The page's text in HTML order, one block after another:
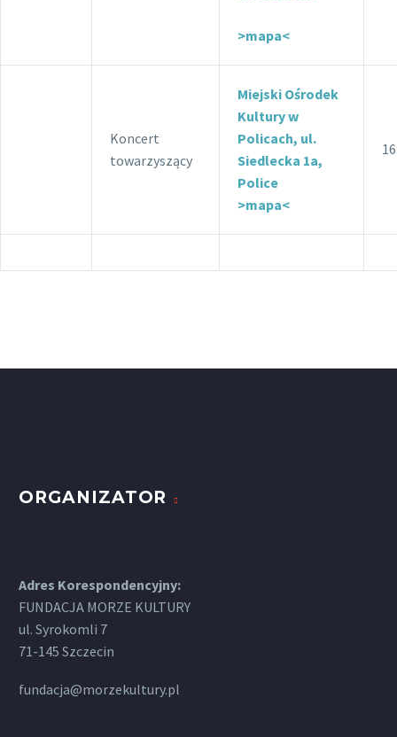
>mapa<
Koncert
towarzyszący
Miejski Ośrodek
Kultury w
Policach, ul.
Siedlecka 1a,
Police
>mapa<
ORGANIZATOR
Adres Korespondencyjny:
FUNDACJA MORZE KULTURY
ul. Syrokomli 7
71-145 Szczecin
fundacja@morzekultury.pl